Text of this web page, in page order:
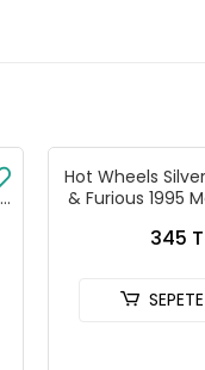
Hot Wheels
& Furious 1995
345